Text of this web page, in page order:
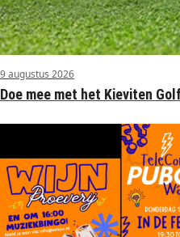
9 augustus 2026
Doe mee met het Kieviten